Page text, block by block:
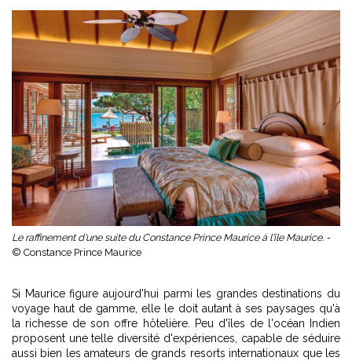
Le raffinement d'une suite du Constance Prince Maurice à l'île Maurice. -
© Constance Prince Maurice
Si Maurice figure aujourd'hui parmi les grandes destinations du
voyage haut de gamme, elle le doit autant à ses paysages qu'à
la richesse de son offre hôtelière. Peu d'îles de l'océan Indien
proposent une telle diversité d'expériences, capable de séduire
aussi bien les amateurs de grands resorts internationaux que les